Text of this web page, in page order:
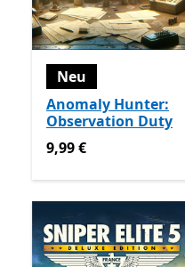
Neu
Anomaly Hunter:
Observation Duty
9,99 €
9,99 €